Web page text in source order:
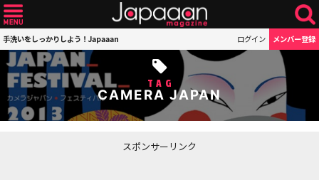
手洗いをしっかりしよう！Japaaan ログイン メンバー登録
TAG
CAMERA JAPAN
スポンサーリンク